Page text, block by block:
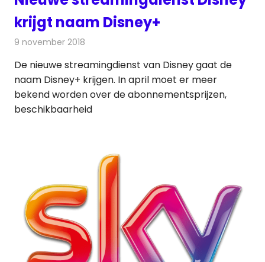
krijgt naam Disney+
9 november 2018
De nieuwe streamingdienst van Disney gaat de
naam Disney+ krijgen. In april moet er meer
bekend worden over de abonnementsprijzen,
beschikbaarheid